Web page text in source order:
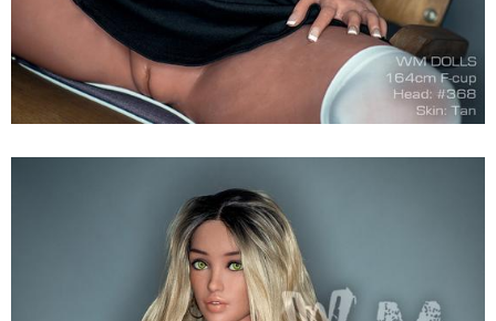
Búp